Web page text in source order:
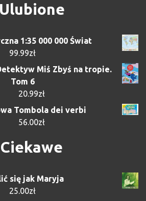
Ulubione
1:35 000 000 Świat
99.99zł
Miś Zbyś na tropie.
Tom 6
20.99zł
Tombola dei verbi
56.00zł
Ciekawe
się jak Maryja
25.00zł